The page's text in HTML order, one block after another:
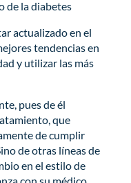
de la diabetes
actualizado en el
tendencias en
y utilizar las más
pues de él
que
de cumplir
de otras líneas de
en el estilo de
con su médico